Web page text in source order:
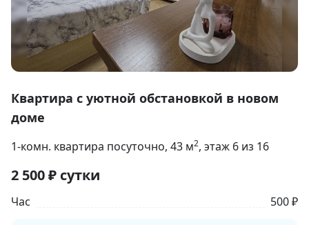
1
of
17
Квартира с уютной обстановкой в новом
доме
1-комн. квартира посуточно, 43 м2, этаж 6 из 16
2 500₽ сутки
Час 500 ₽